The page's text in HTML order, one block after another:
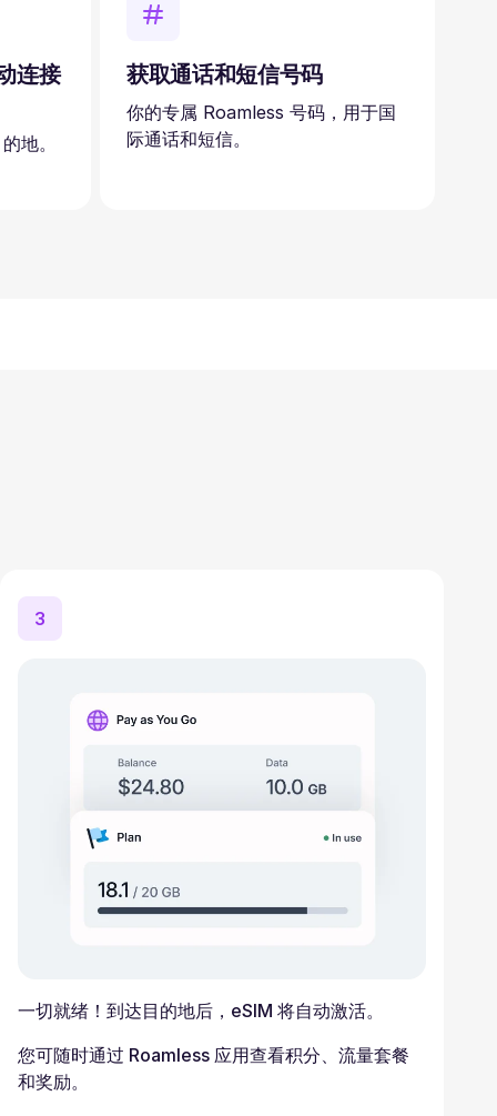
连接
地。
获取通话和短信号码
你的专属 Roamless 号码，用于国
际通话和短信。
3
一切就绪！到达目的地后，eSIM 将自动激活。
您可随时通过 Roamless 应用查看积分、流量套餐
和奖励。